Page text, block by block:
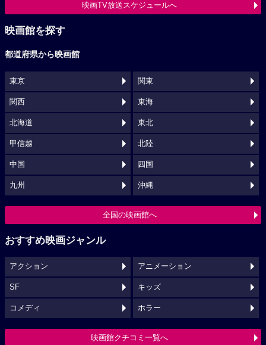
映画TV放送スケジュールへ
映画館を探す
都道府県から映画館
東京 関東
関西 東海
北海道 東北
甲信越 北陸
中国 四国
九州 沖縄
全国の映画館へ
おすすめ映画ジャンル
アクション アニメーション
SF キッズ
コメディ ホラー
映画館クチコミ一覧へ